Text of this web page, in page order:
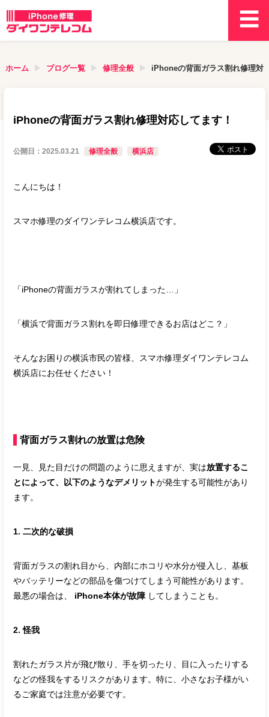
ホーム ブログ一覧 修理全般 iPhoneの背面ガラス割れ修理対
iPhoneの背面ガラス割れ修理対応してます！
公開日：2025.03.21 修理全般 横浜店
こんにちは！
スマホ修理のダイワンテレコム横浜店です。
「iPhoneの背面ガラスが割れてしまった…」
「横浜で背面ガラス割れを即日修理できるお店はどこ？」
そんなお困りの横浜市民の皆様、スマホ修理ダイワンテレコム
横浜店にお任せください！
背面ガラス割れの放置は危険
一見、見た目だけの問題のように思えますが、実は放置するこ
とによって、以下のようなデメリットが発生する可能性があり
ます。
1. 二次的な破損
背面ガラスの割れ目から、内部にホコリや水分が侵入し、基板
やバッテリーなどの部品を傷つけてしまう可能性があります。
最悪の場合は、 iPhone本体が故障 してしまうことも。
2. 怪我
割れたガラス片が飛び散り、手を切ったり、目に入ったりする
などの怪我をするリスクがあります。特に、小さなお子様がい
るご家庭では注意が必要です。